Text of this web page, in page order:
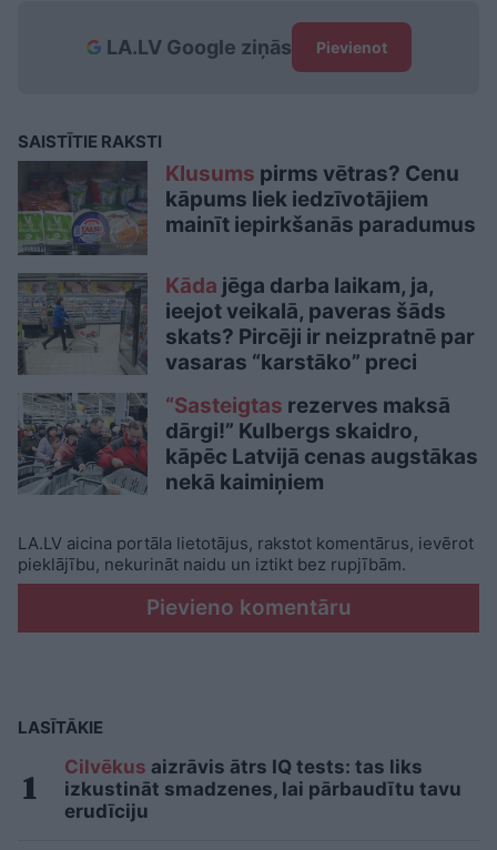
LA.LV Google ziņās Pievienot
SAISTĪTIE RAKSTI
Klusums pirms vētras? Cenu
kāpums liek iedzīvotājiem
mainīt iepirkšanās paradumus
Kāda jēga darba laikam, ja,
ieejot veikalā, paveras šāds
skats? Pircēji ir neizpratnē par
vasaras “karstāko” preci
“Sasteigtas rezerves maksā
dārgi!” Kulbergs skaidro,
kāpēc Latvijā cenas augstākas
nekā kaimiņiem
LA.LV aicina portāla lietotājus, rakstot komentārus, ievērot
pieklājību, nekurināt naidu un iztikt bez rupjībām.
Pievieno komentāru
LASĪTĀKIE
Cilvēkus aizrāvis ātrs IQ tests: tas liks
izkustināt smadzenes, lai pārbaudītu tavu
erudīciju